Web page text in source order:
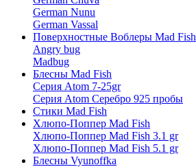
German Nunu
German Vassal
Поверхностные Воблеры Mad Fish
Angry bug
Madbug
Блесны Mad Fish
Серия Atom 7-25gr
Серия Atom Серебро 925 пробы
Стики Mad Fish
Хлюпо-Поппер Mad Fish
Хлюпо-Поппер Mad Fish 3.1 gr
Хлюпо-Поппер Mad Fish 5.1 gr
Блесны Vyunoffka